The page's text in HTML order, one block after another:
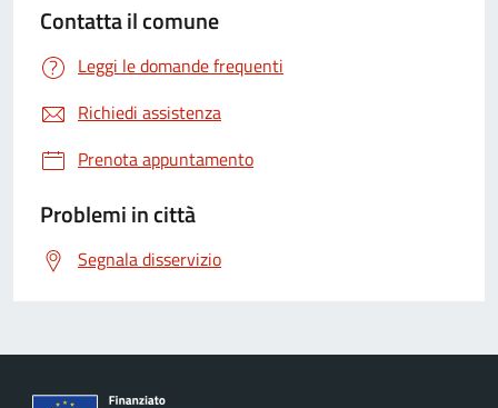
Contatta il comune
Leggi le domande frequenti
Richiedi assistenza
Prenota appuntamento
Problemi in città
Segnala disservizio